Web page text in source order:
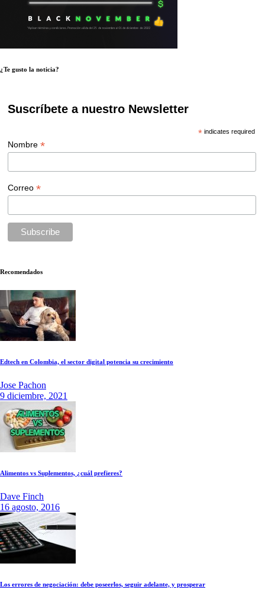
¿Te gusto la noticia?
Suscríbete a nuestro Newsletter
*indicates required
Nombre*
Correo*
Recomendados
Edtech en Colombia, el sector digital potencia su crecimiento
Jose Pachon
9 diciembre, 2021
Alimentos vs Suplementos, ¿cuál prefieres?
Dave Finch
16 agosto, 2016
Los errores de negociación: debe poseerlos, seguir adelante, y prosperar